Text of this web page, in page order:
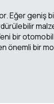
Eğer geniş
bir
önemli bir